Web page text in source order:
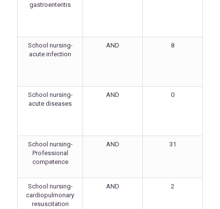
gastroenteritis
School nursing-
acute infection
AND 8
School nursing-
acute diseases
AND 0
School nursing-
Professional
competence
AND 31
School nursing-
cardiopulmonary
resuscitation
AND 2